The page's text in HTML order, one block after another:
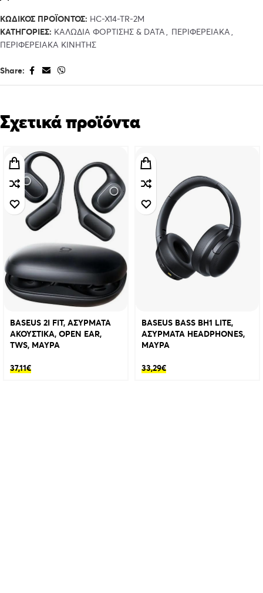
ΚΩΔΙΚΌΣ ΠΡΟΪΌΝΤΟΣ: HC-X14-TR-2M
ΚΑΤΗΓΟΡΊΕΣ: ΚΑΛΩΔΙΑ ΦΟΡΤΙΣΗΣ & DATA, ΠΕΡΙΦΕΡΕΙΑΚΑ,
ΠΕΡΙΦΕΡΕΙΑΚΑ ΚΙΝΗΤΗΣ
Share:
Σχετικά προϊόντα
BASEUS 2I FIT, ΑΣΥΡΜΑΤΑ
ΑΚΟΥΣΤΙΚΑ, OPEN EAR,
TWS, ΜΑΥΡΑ
37,11€
BASEUS BASS BH1 LITE,
ΑΣΥΡΜΑΤΑ HEADPHONES,
ΜΑΥΡΑ
33,29€